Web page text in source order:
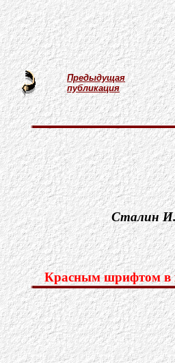
Предыдущая
публикация
Сталин
Красным шрифтом в